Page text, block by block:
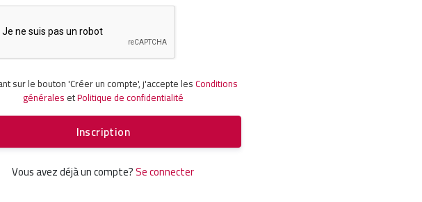
sur le bouton 'Créer un compte', j'accepte lesConditions
généralesetPolitique de confidentialité
Inscription
Vous avez déjà un compte?Se connecter